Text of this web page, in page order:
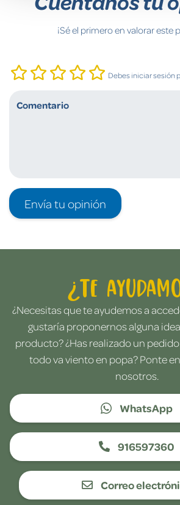
¡Sé el primero en valorar este
Debes iniciar sesión
Envía tu opinión
¿Te
¿Necesitas que te ayudemos a
gustaría proponernos alguna
producto? ¿Has realizado un
todo va viento en popa? Ponte
nosotros.
WhatsApp
916597360
Correo